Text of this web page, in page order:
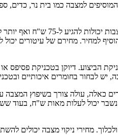
למצבה כמו בית נר,
המחיר של אותיות ועיטורים למצבה
למחיר. מחירם של עיטורים
הביצוע. דיוקן בטכניקת
יש לבחור בחומרים איכותיים
כאלה, עולה צורך בשיפוץ המצבה
יכול לעלות מאות ש"ח, בעוד
מחירי ניקוי מצבה יכולים